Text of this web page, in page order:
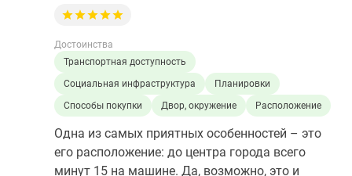
Достоинства
Транспортная доступность
Социальная инфраструктура
Планировки
Способы покупки
Двор, окружение Расположение
Одна из самых приятных особенностей – это
его расположение: до центра города всего
минут 15 на машине. Да, возможно, это и